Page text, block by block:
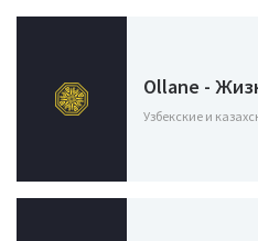
Ollane -
Узбекские и